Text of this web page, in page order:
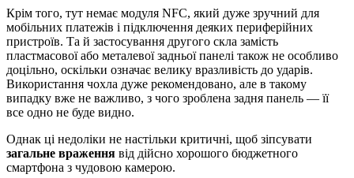
Крім того, тут немає модуля NFC, який дуже зручний для
мобільних платежів і підключення деяких периферійних
пристроїв. Та й застосування другого скла замість
пластмасової або металевої задньої панелі також не особливо
доцільно, оскільки означає велику вразливість до ударів.
Використання чохла дуже рекомендовано, але в такому
випадку вже не важливо, з чого зроблена задня панель — її
все одно не буде видно.
Однак ці недоліки не настільки критичні, щоб зіпсувати
загальне враження від дійсно хорошого бюджетного
смартфона з чудовою камерою.